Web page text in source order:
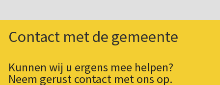
Contact met de gemeente
Kunnen wij u ergens mee helpen?
Neem gerust contact met ons op.